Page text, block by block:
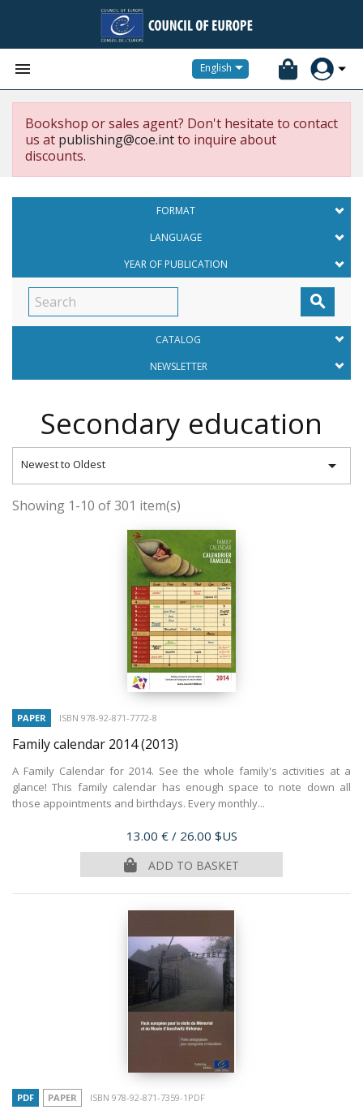
 English
Bookshop or sales agent? Don't hesitate to contact
us at publishing@coe.intto inquire about
discounts.
FORMAT
LANGUAGE
YEAR OF PUBLICATION

CATALOG
NEWSLETTER
Secondary education
Newest to Oldest 
Showing 1-10 of 301 item(s)
PAPER ISBN 978-92-871-7772-8
Family calendar 2014(2013)
A Family Calendar for 2014. See the whole family's activities at a
glance! This family calendar has enough space to note down all
those appointments and birthdays. Every monthly...
Price
13.00 € / 26.00 $US
ADD TO BASKET
PDF PAPER ISBN 978-92-871-7359-1PDF